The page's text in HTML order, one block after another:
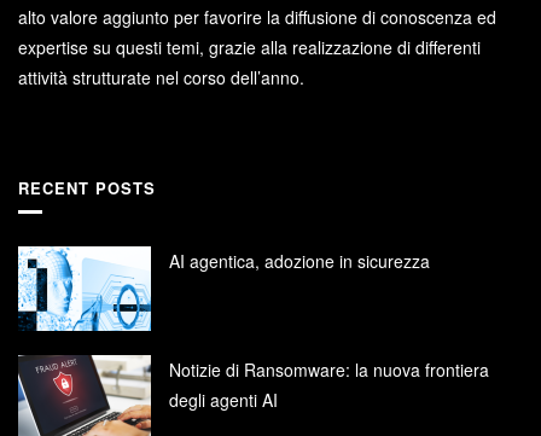
alto valore aggiunto per favorire la diffusione di conoscenza ed
expertise su questi temi, grazie alla realizzazione di differenti
attività strutturate nel corso dell’anno.
RECENT POSTS
AI agentica, adozione in sicurezza
Notizie di Ransomware: la nuova frontiera
degli agenti AI